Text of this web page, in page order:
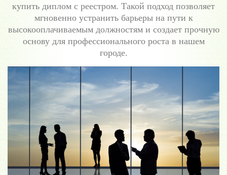
купить диплом с реестром. Такой подход позволяет
мгновенно устранить барьеры на пути к
высокооплачиваемым должностям и создает прочную
основу для профессионального роста в нашем
городе.